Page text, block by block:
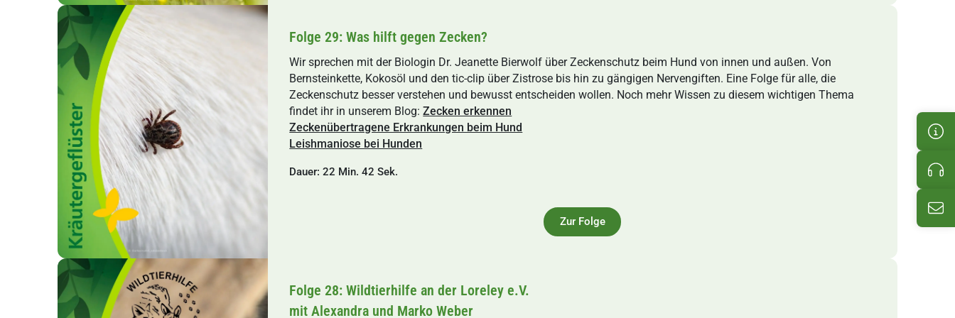
Folge 29: Was hilft gegen Zecken?
Wir sprechen mit der Biologin Dr. Jeanette Bierwolf über Zeckenschutz beim Hund von innen und außen. Von
Bernsteinkette, Kokosöl und den tic-clip über Zistrose bis hin zu gängigen Nervengiften. Eine Folge für alle, die
Zeckenschutz besser verstehen und bewusst entscheiden wollen. Noch mehr Wissen zu diesem wichtigen Thema
findet ihr in unserem Blog:Zecken erkennen
Zeckenübertragene Erkrankungen beim Hund
Leishmaniose bei Hunden
Dauer: 22 Min. 42 Sek.
Zur Folge
Folge 28: Wildtierhilfe an der Loreley e.V.
mit Alexandra und Marko Weber